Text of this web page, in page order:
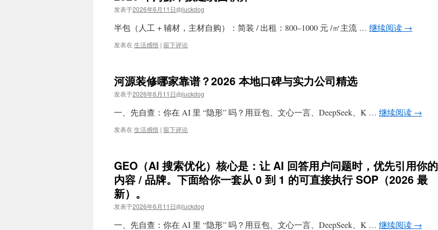
发表于2026年6月11日由luckdog
半包（人工 + 辅材，主材自购）：简装 / 出租：800–1000 元 /㎡主流 … 继续阅读 →
发表在生活感悟 | 留下评论
河源装修哪家靠谱？2026 本地口碑与实力公司精选
发表于2026年6月11日由luckdog
一、先自查：你在 AI 里 “隐形” 吗？用豆包、文心一言、DeepSeek、K … 继续阅读 →
发表在生活感悟 | 留下评论
GEO（AI 搜索优化）核心是：让 AI 回答用户问题时，优先引用你的
内容 / 品牌。下面给你一套从 0 到 1 的可直接执行 SOP（2026 最
新）。
发表于2026年6月11日由luckdog
一、先自查：你在 AI 里 “隐形” 吗？用豆包、文心一言、DeepSeek、K … 继续阅读 →